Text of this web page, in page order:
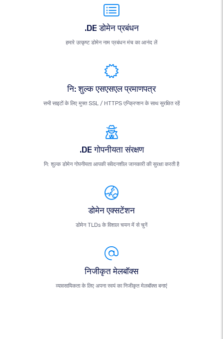
.DE डोमेन प्रबंधन
हमारे उत्कृष्ट डोमेन नाम प्रबंधन मंच का आनंद लें
नि: शुल्क एसएसएल प्रमाणपत्र
सभी साइटों के लिए मुफ्त SSL / HTTPS एन्क्रिप्शन के साथ सुरक्षित रहें
.DE गोपनीयता संरक्षण
नि: शुल्क डोमेन गोपनीयता आपकी संवेदनशील जानकारी की सुरक्षा करती है
डोमेन एक्सटेंशन
डोमेन TLDs के विशाल चयन में से चुनें
निजीकृत मेलबॉक्स
व्यावसायिकता के लिए अपना स्वयं का निजीकृत मेलबॉक्स बनाएं